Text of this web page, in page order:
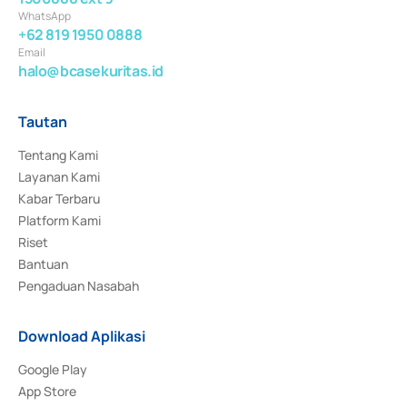
WhatsApp
+62 819 1950 0888
Email
halo@bcasekuritas.id
Tautan
Tentang Kami
Layanan Kami
Kabar Terbaru
Platform Kami
Riset
Bantuan
Pengaduan Nasabah
Download Aplikasi
Google Play
App Store